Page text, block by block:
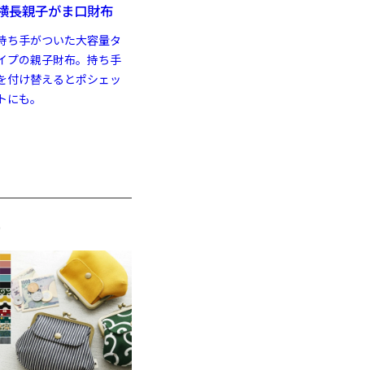
長親子がま口財布
ち手がついた大容量タ
プの親子財布。持ち手
付け替えるとポシェッ
トにも。